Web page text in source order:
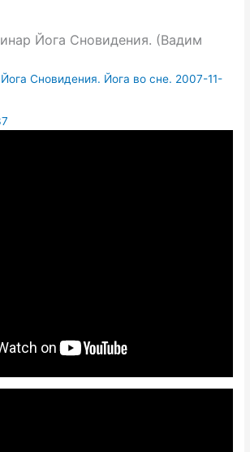
Йога Сновидения. (Вадим
Сновидения. Йога во сне. 2007-11-